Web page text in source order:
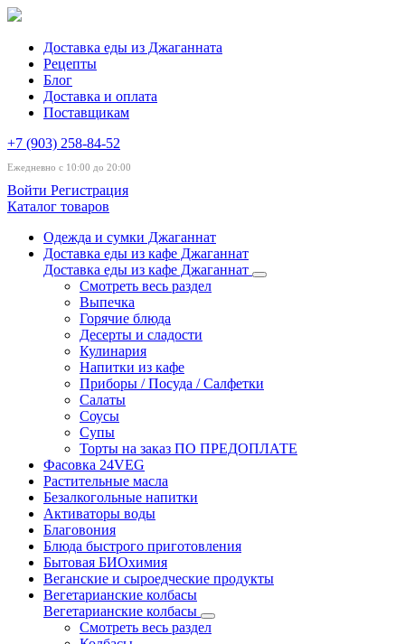
Доставка еды из Джаганната
Рецепты
Блог
Доставка и оплата
Поставщикам
+7 (903) 258-84-52
Ежедневно с 10:00 до 20:00
Войти Регистрация
Каталог товаров
Одежда и сумки Джаганнат
Доставка еды из кафе Джаганнат
Доставка еды из кафе Джаганнат
Смотреть весь раздел
Выпечка
Горячие блюда
Десерты и сладости
Кулинария
Напитки из кафе
Приборы / Посуда / Салфетки
Салаты
Соусы
Супы
Торты на заказ ПО ПРЕДОПЛАТЕ
Фасовка 24VEG
Растительные масла
Безалкогольные напитки
Активаторы воды
Благовония
Блюда быстрого приготовления
Бытовая БИОхимия
Веганские и сыроедческие продукты
Вегетарианские колбасы
Вегетарианские колбасы
Смотреть весь раздел